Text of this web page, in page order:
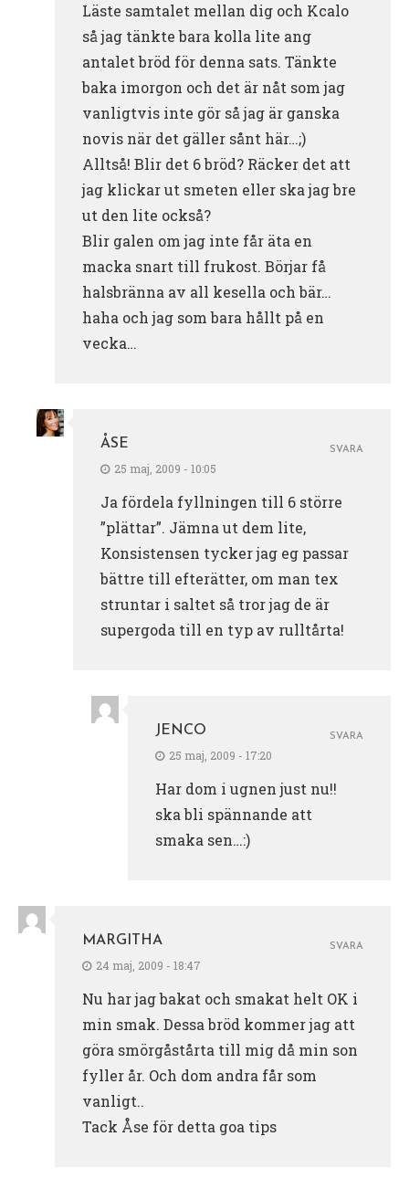
Läste samtalet mellan dig och Kcalo
så jag tänkte bara kolla lite ang
antalet bröd för denna sats. Tänkte
baka imorgon och det är nåt som jag
vanligtvis inte gör så jag är ganska
novis när det gäller sånt här…;)
Alltså! Blir det 6 bröd? Räcker det att
jag klickar ut smeten eller ska jag bre
ut den lite också?
Blir galen om jag inte får äta en
macka snart till frukost. Börjar få
halsbränna av all kesella och bär…
haha och jag som bara hållt på en
vecka…
ÅSE
25 maj, 2009 - 10:05
Ja fördela fyllningen till 6 större
”plättar”. Jämna ut dem lite,
Konsistensen tycker jag eg passar
bättre till efterätter, om man tex
struntar i saltet så tror jag de är
supergoda till en typ av rulltårta!
SVARA
JENCO
25 maj, 2009 - 17:20
Har dom i ugnen just nu!!
ska bli spännande att
smaka sen…:)
SVARA
MARGITHA
24 maj, 2009 - 18:47
Nu har jag bakat och smakat helt OK i
min smak. Dessa bröd kommer jag att
göra smörgåstårta till mig då min son
fyller år. Och dom andra får som
vanligt..
Tack Åse för detta goa tips
SVARA